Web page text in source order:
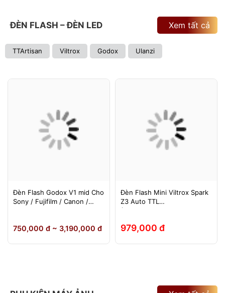
ĐÈN FLASH – ĐÈN LED
TTArtisan Viltrox Godox Ulanzi
Xem tất cả
Đèn Flash Godox V1 mid Cho
Sony / Fujifilm / Canon /
750,000 đ ~ 3,190,000 đ
Đèn Flash Mini Viltrox Spark
Z3 Auto TTL
(Fuji/Sony/Canon/Nikon)
979,000 đ